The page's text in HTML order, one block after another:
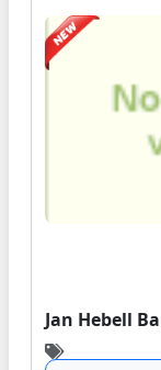
Jan Hebell